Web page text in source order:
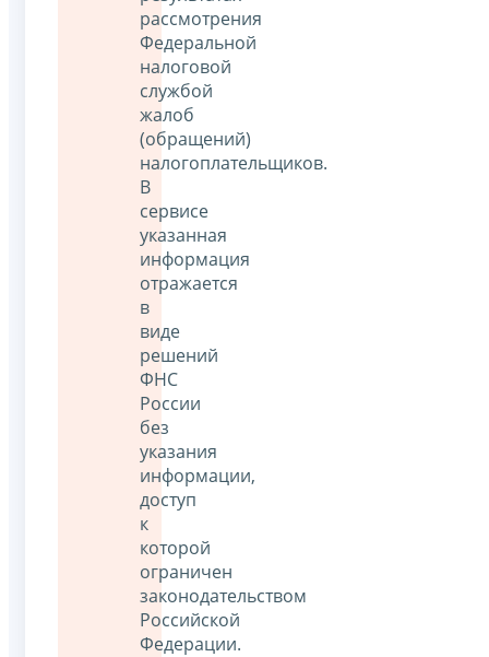
рассмотрения
Федеральной
налоговой
службой
жалоб
(обращений)
налогоплательщиков.
В
сервисе
указанная
информация
отражается
в
виде
решений
ФНС
России
без
указания
информации,
доступ
к
которой
ограничен
законодательством
Российской
Федерации.